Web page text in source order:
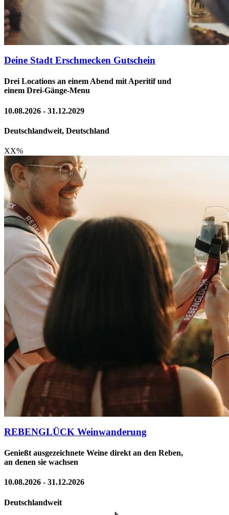
Deine Stadt Erschmecken Gutschein
Drei Locations an einem Abend mit Aperitif und
einem Drei-Gänge-Menu
10.08.2026 - 31.12.2029
Deutschlandweit, Deutschland
XX%
REBENGLÜCK Weinwanderung
Genießt ausgezeichnete Weine direkt an den Reben,
an denen sie wachsen
10.08.2026 - 31.12.2026
Deutschlandweit